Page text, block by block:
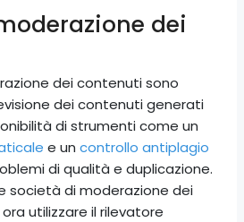
dei
dei contenuti sono
dei contenuti generati
di strumenti come un
e un controllo antiplagio
di qualità e duplicazione.
società di moderazione dei
utilizzare il rilevatore